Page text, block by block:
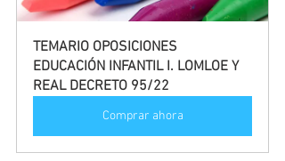
TEMARIO OPOSICIONES
EDUCACIÓN INFANTIL I. LOMLOE Y
REAL DECRETO 95/22
Comprar ahora